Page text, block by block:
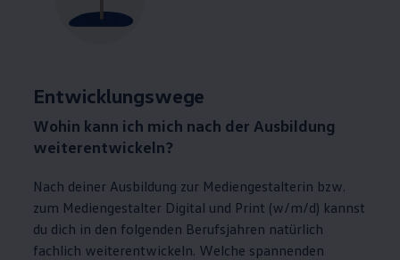
Entwicklungswege
Wohin kann ich mich nach der Ausbildung
weiterentwickeln?
Nach deiner Ausbildung zur Mediengestalterin bzw.
zum Mediengestalter Digital und Print (w/m/d) kannst
du dich in den folgenden Berufsjahren natürlich
fachlich weiterentwickeln. Welche spannenden